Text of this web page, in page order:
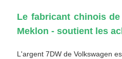
Le fabricant chinois
Meklon - soutient les
L'argent 7DW de Volkswagen